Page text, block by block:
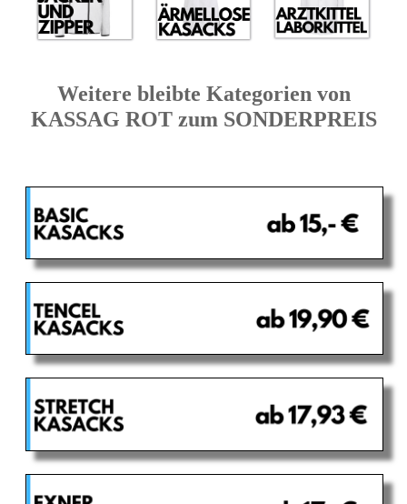
Weitere bleibte Kategorien von
KASSAG ROT zum SONDERPREIS